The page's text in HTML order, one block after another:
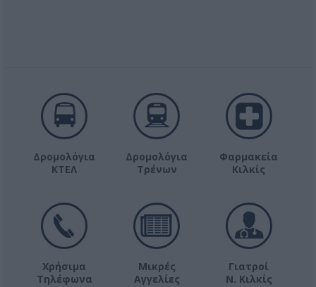
Δρομολόγια
ΚΤΕΛ
Δρομολόγια
Τρένων
Φαρμακεία
Κιλκίς
Χρήσιμα
Τηλέφωνα
Μικρές
Αγγελίες
Γιατροί
Ν. Κιλκίς